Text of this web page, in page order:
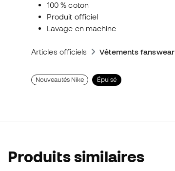
100 % coton
Produit officiel
Lavage en machine
Articles officiels Vêtements fanswear
Nouveautés Nike Épuisé
Produits similaires